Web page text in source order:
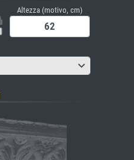
Altezza (motivo, cm)